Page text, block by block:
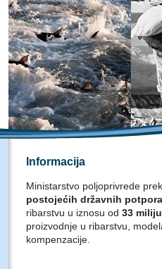
Informacija
Ministarstvo poljoprivrede
postojećih državnih
ribarstvu u iznosu od 33
proizvodnje u ribarstvu,
kompenzacije.